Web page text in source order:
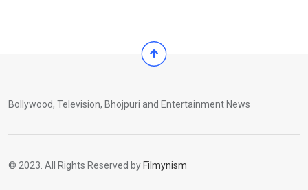
Bollywood, Television, Bhojpuri and Entertainment News
© 2023. All Rights Reserved by Filmynism